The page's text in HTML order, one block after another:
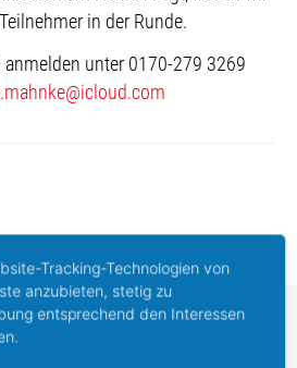
in der Runde.
unter 0170-279 3269
FreiRaumTALK in 2025
Planungstreffen HEVIE 2025 am 14.05.
Tracking-Technologien von
anzubieten, stetig zu
entsprechend den Interessen